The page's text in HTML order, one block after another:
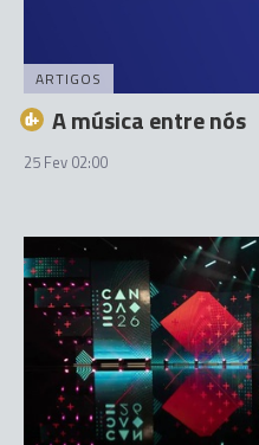
ARTIGOS
A música entre nós
25 Fev 02:00